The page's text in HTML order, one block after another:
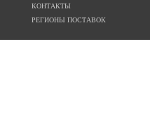
КОНТАКТЫ
РЕГИОНЫ ПОСТАВОК